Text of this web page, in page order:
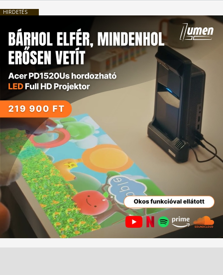
HIRDETÉS